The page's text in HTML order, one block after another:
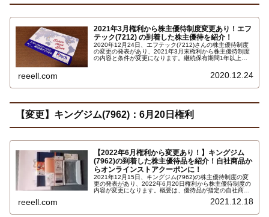
2021年3月権利から株主優待制度変更あり！エフ
テック(7212) の到着した株主優待を紹介！
2020年12月24日、エフテック(7212)さんの株主優待制度
の変更の発表があり、2021年3月末権利から株主優待制度
の内容と条件が変更になります。継続保有期間1年以上の
reeell.com 2020.12.24
【変更】キングジム(7962)：6月20日権利
【2022年6月権利から変更あり！】キングジム
(7962)の到着した株主優待品を紹介！自社商品か
らオンラインストアクーポンに！
2021年12月15日、キングジム(7962)の株主優待制度の変
更の発表があり、2022年6月20日権利から株主優待制度の
内容が変更になります。概要は、優待品が指定の自社商品
す。好きな商品が選べるようになるので良い変更、拡充変
reeell.com 2021.12.18